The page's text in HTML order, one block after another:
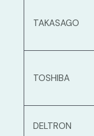
TAKASAGO
TOSHIBA
DELTRON